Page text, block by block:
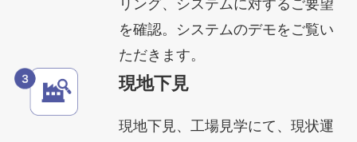
リング、システムに対するご要望
を確認。システムのデモをご覧い
ただきます。
現地下見
現地下見、工場見学にて、現状運